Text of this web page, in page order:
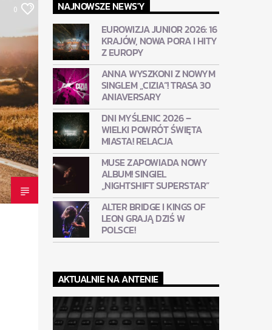
0
NAJNOWSZE NEWS'Y
EUROWIZJA JUNIOR 2026: 16
KRAJÓW, NOWA PORA I HITY
Z EUROPY
ANNA WYSZKONI Z NOWYM
SINGLEM „CIZIA”! TRASA 30
ANIAVERSARY
DNI MYŚLENIC 2026 –
WIELKI POWRÓT ŚWIĘTA
MIASTA! RELACJA
MUSE ZAPOWIADA NOWY
ALBUM! SINGIEL
„NIGHTSHIFT SUPERSTAR”
ALTER BRIDGE I KINGS OF
LEON GRAJĄ DZIŚ W
POLSCE!
AKTUALNIE NA ANTENIE